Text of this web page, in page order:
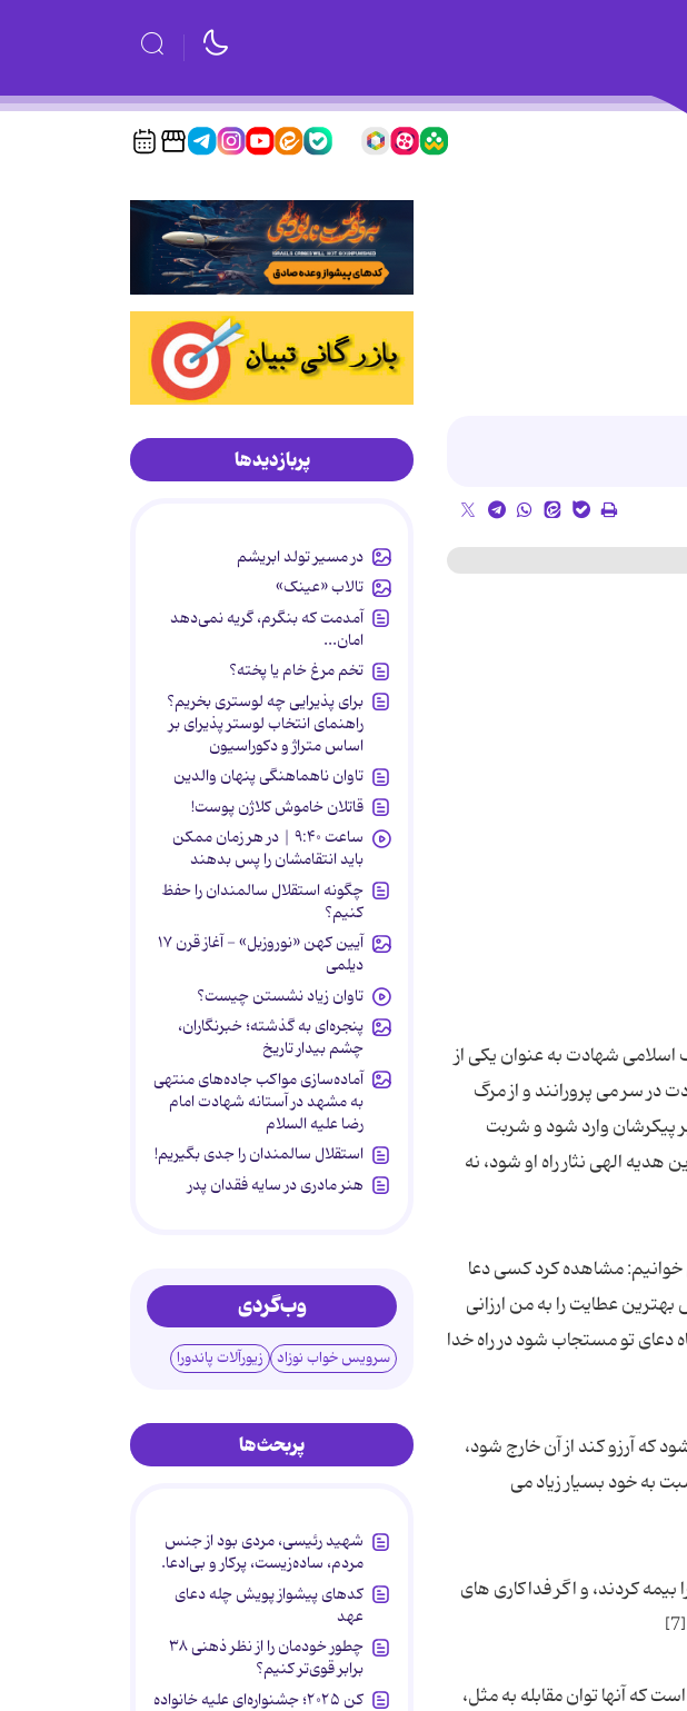
پربازدیدها
در مسیر تولد ابریشم
تالاب «عینک»
آمدمت که بنگرم، گریه نمی‌دهد
امان...
تخم مرغ خام یا پخته؟
برای پذیرایی چه لوستری بخریم؟
راهنمای انتخاب لوستر پذیرای بر
اساس متراژ و دکوراسیون
تاوان ناهماهنگی پنهان والدین
قاتلان خاموش کلاژن پوست!
ساعت ۹:۴۰ | در هر زمان ممکن
باید انتقامشان را پس بدهند
چگونه استقلال سالمندان را حفظ
کنیم؟
آیین کهن «نوروزبل» - آغاز قرن ۱۷
دیلمی
تاوان زیاد نشستن چیست؟
پنجره‌ای به گذشته؛ خبرنگاران،
چشم بیدار تاریخ
آماده‌سازی مواکب جاده‌های منتهی
به مشهد در آستانه شهادت امام
رضا علیه السلام
استقلال سالمندان را جدی بگیریم!
هنر مادری در سایه‌ فقدان پدر
وب‌گردی
سرویس خواب نوزاد زیورآلات پاندورا
پربحث‌ها
شهید رئیسی، مردی بود از جنس
مردم، ساده‌زیست، پرکار و بی‌ادعا.
کدهای پیشواز پویش چله دعای
عهد
چطور خودمان را از نظر ذهنی ۳۸
برابر قوی‌تر کنیم؟
کن ۲۰۲۵؛ جشنواره‌ای علیه خانواده